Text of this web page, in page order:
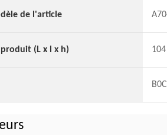
de l'article
(L x l x h)